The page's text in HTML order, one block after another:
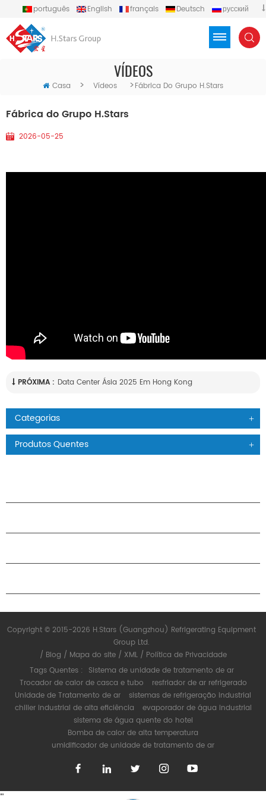
português English français Deutsch
русский
VÍDEOS
Casa > Vídeos >Fábrica Do Grupo H.Stars
Fábrica do Grupo H.Stars
2026-05-25
PRÓXIMA : Data Center Ásia 2025 Em Hong Kong
Categorias
Produtos Quentes
Copyright © 2015-2026 H.Stars (Guangzhou) Refrigerating Equipment
Group Ltd.
/ Blog / Mapa do site/ XML/ Política de Privacidade
Tags Quentes :
Sistema de unidade de tratamento de ar
Trocador de calor de casca e tubo
resfriador de ar refrigerado
Unidade de Tratamento de ar
sistemas de refrigeração industrial
chiller industrial de alta eficiência
evaporador de água industrial
sistema de água quente do hotel
Bomba de calor de alta temperatura
umidificador de unidade de tratamento de ar
""